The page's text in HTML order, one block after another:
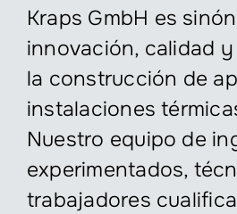
Kraps GmbH es
innovación, calidad
la construcción de
instalaciones
Nuestro equipo de
experimentados,
trabajadores